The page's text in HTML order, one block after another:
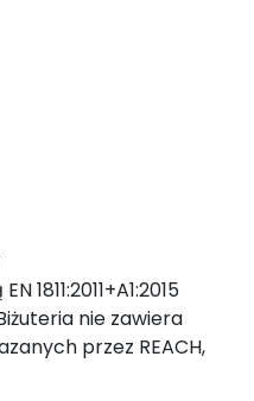
1811:2011+A1:2015
nie zawiera
przez REACH,